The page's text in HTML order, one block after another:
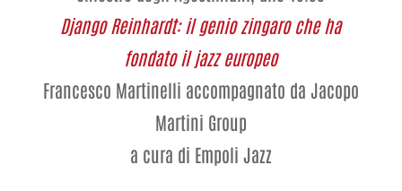
Django Reinhardt: il genio zingaro che ha
fondato il jazz europeo
Francesco Martinelli accompagnato da Jacopo
Martini Group
a cura di Empoli Jazz